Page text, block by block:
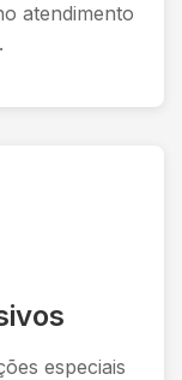
atendimento
especiais